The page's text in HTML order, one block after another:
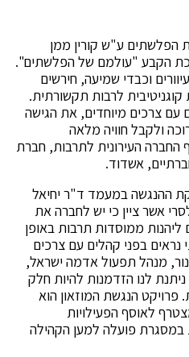
הפלשתים ע"ש קורין ממן
הקבע "עולמם של הפלשתים".
וכבדי שמיעה, חירשים
לרבות תקשורתית.
צרכים מיוחדים, את הגישה
ולקבל חוויה מלאה
החברה העירונית לתרבות, חברת
אשדוד.
ההנגשה במעמד ד"ר יחיאל
אשר ציין כי יש לחברה את
ממוסדות תרבות באופן
נראים בפני קהלים עם צרכים
מנהל תפעול אדמה ישראל,
לנו הזדמנות להיות חלק
פרויקט הנגשת המוזאון הוא
לאוסף הפעילויות
פועלה למען הקהילה